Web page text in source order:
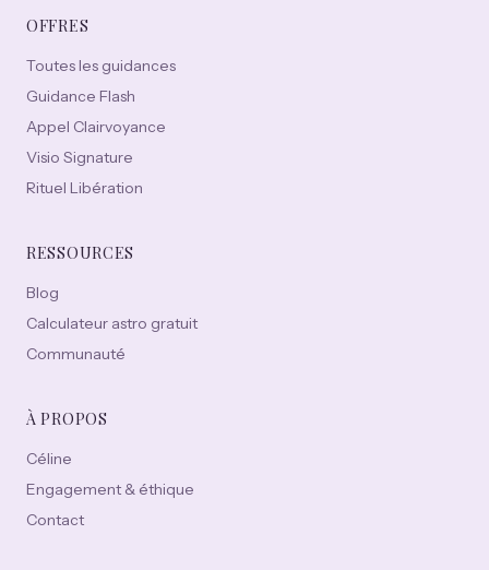
OFFRES
Toutes les guidances
Guidance Flash
Appel Clairvoyance
Visio Signature
Rituel Libération
RESSOURCES
Blog
Calculateur astro gratuit
Communauté
À PROPOS
Céline
Engagement & éthique
Contact